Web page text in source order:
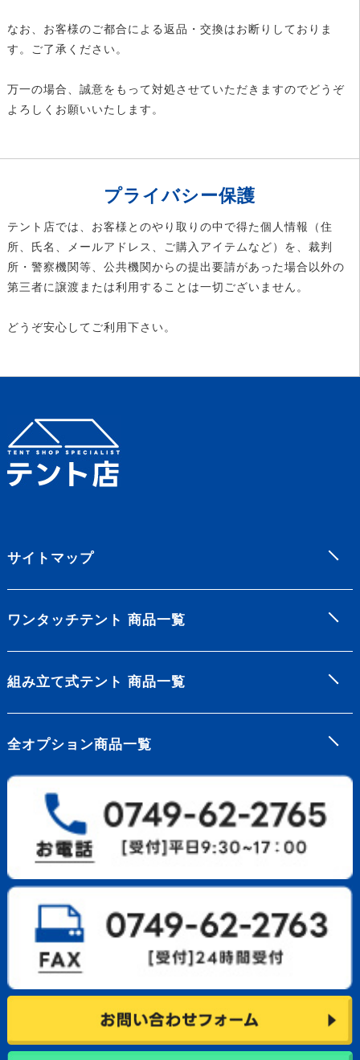
なお、お客様のご都合による返品・交換はお断りしておりま
す。ご了承ください。
万一の場合、誠意をもって対処させていただきますのでどうぞ
よろしくお願いいたします。
プライバシー保護
テント店では、お客様とのやり取りの中で得た個人情報（住
所、氏名、メールアドレス、ご購入アイテムなど）を、裁判
所・警察機関等、公共機関からの提出要請があった場合以外の
第三者に譲渡または利用することは一切ございません。
どうぞ安心してご利用下さい。
サイトマップ
ワンタッチテント 商品一覧
組み立て式テント 商品一覧
全オプション商品一覧